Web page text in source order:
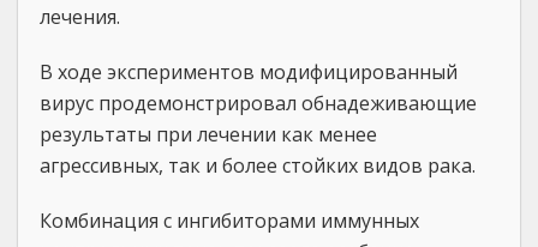
лечения.
В ходе экспериментов модифицированный
вирус продемонстрировал обнадеживающие
результаты при лечении как менее
агрессивных, так и более стойких видов рака.
Комбинация с ингибиторами иммунных